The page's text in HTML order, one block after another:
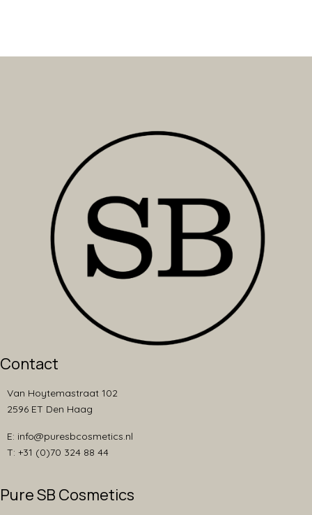
Contact
Van Hoytemastraat 102
2596 ET Den Haag
E: info@puresbcosmetics.nl
T: +31 (0)70 324 88 44
Pure SB Cosmetics